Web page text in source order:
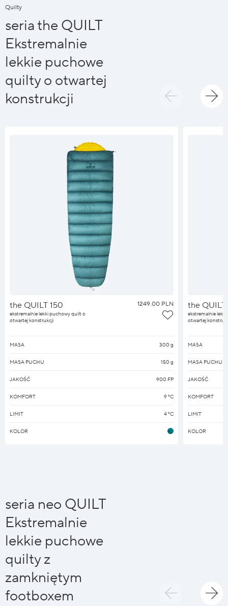
Quilty
seria the QUILT
Ekstremalnie
lekkie puchowe
quilty o otwartej
konstrukcji
1249.00 PLN
the QUILT 150
ekstremalnie lekki puchowy quilt o
otwartej konstrukcji
JAKOŚĆ 900 FP
KOMFORT 9 °C
LIMIT 4 °C
MASA 300 g
MASA PUCHU 150 g
KOLOR
the
ekstremalnie
otwartej
JAKOŚĆ
KOMFORT
LIMIT
MASA
MASA PUCHU
KOLOR
seria neo QUILT
Ekstremalnie
lekkie puchowe
quilty z
zamkniętym
footboxem